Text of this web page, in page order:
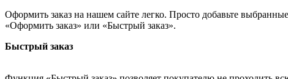
Оформить заказ на нашем сайте легко. Просто добавьте
«Оформить заказ» или «Быстрый заказ».
Быстрый заказ